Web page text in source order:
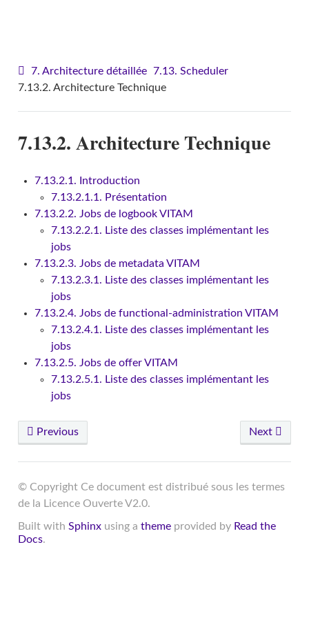
7. Architecture détaillée 7.13. Scheduler
7.13.2. Architecture Technique
7.13.2. Architecture Technique
7.13.2.1. Introduction
7.13.2.1.1. Présentation
7.13.2.2. Jobs de logbook VITAM
7.13.2.2.1. Liste des classes implémentant les
jobs
7.13.2.3. Jobs de metadata VITAM
7.13.2.3.1. Liste des classes implémentant les
jobs
7.13.2.4. Jobs de functional-administration VITAM
7.13.2.4.1. Liste des classes implémentant les
jobs
7.13.2.5. Jobs de offer VITAM
7.13.2.5.1. Liste des classes implémentant les
jobs
Previous Next
© Copyright Ce document est distribué sous les termes
de la Licence Ouverte V2.0.
Built with Sphinxusing a themeprovided by Read the
Docs.